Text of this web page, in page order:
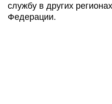
службу в других
Федерации.